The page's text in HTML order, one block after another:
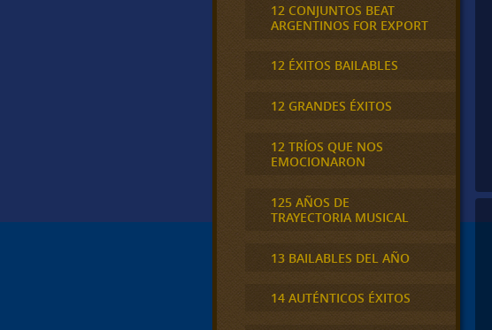
12 CONJUNTOS BEAT
ARGENTINOS FOR EXPORT
12 ÉXITOS BAILABLES
12 GRANDES ÉXITOS
12 TRÍOS QUE NOS
EMOCIONARON
125 AÑOS DE
TRAYECTORIA MUSICAL
13 BAILABLES DEL AÑO
14 AUTÉNTICOS ÉXITOS